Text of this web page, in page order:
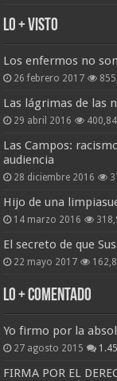
Lo + Visto
Los enfermos no
26 febrero 2017
Las lágrimas de las
29 abril 2016
Las Campos:
audiencia
28 diciembre 2016
Hijo de una
14 marzo 2016
El secreto de que
22 mayo 2017
Lo + Comentado
Yo firmo por la
27 agosto 2015
FIRMA POR EL